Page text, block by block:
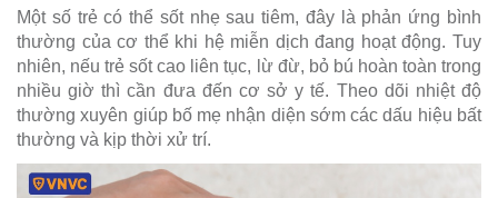
Một số trẻ có thể sốt nhẹ sau tiêm, đây là phản ứng bình
thường của cơ thể khi hệ miễn dịch đang hoạt động. Tuy
nhiên, nếu trẻ sốt cao liên tục, lừ đừ, bỏ bú hoàn toàn trong
nhiều giờ thì cần đưa đến cơ sở y tế. Theo dõi nhiệt độ
thường xuyên giúp bố mẹ nhận diện sớm các dấu hiệu bất
thường và kịp thời xử trí.